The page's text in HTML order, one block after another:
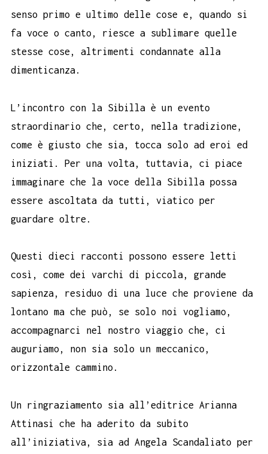
senso primo e ultimo delle cose e, quando si
fa voce o canto, riesce a sublimare quelle
stesse cose, altrimenti condannate alla
dimenticanza.
L’incontro con la Sibilla è un evento
straordinario che, certo, nella tradizione,
come è giusto che sia, tocca solo ad eroi ed
iniziati. Per una volta, tuttavia, ci piace
immaginare che la voce della Sibilla possa
essere ascoltata da tutti, viatico per
guardare oltre.
Questi dieci racconti possono essere letti
così, come dei varchi di piccola, grande
sapienza, residuo di una luce che proviene da
lontano ma che può, se solo noi vogliamo,
accompagnarci nel nostro viaggio che, ci
auguriamo, non sia solo un meccanico,
orizzontale cammino.
Un ringraziamento sia all’editrice Arianna
Attinasi che ha aderito da subito
all’iniziativa, sia ad Angela Scandaliato per